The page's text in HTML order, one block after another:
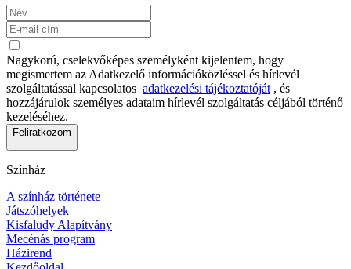
Nagykorú, cselekvőképes személyként kijelentem, hogy
megismertem az Adatkezelő információközléssel és hírlevél
szolgáltatással kapcsolatos adatkezelési tájékoztatóját , és
hozzájárulok személyes adataim hírlevél szolgáltatás céljából történő
kezeléséhez.
Feliratkozom
Színház
A színház története
Játszóhelyek
Kisfaludy Alapítvány
Mecénás program
Házirend